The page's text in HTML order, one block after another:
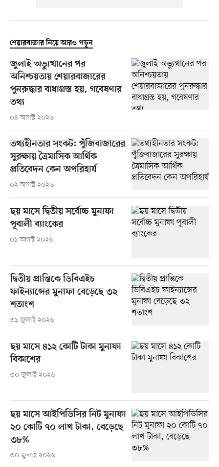
শেয়ারবাজার নিয়ে আরও পড়ুন
জুলাই অভ্যুত্থানের পর
অনিশ্চয়তায় শেয়ারবাজারের
পুনরুদ্ধার বাধাগ্রস্ত হয়, গবেষণার
তথ্য
০৪ আগস্ট ২০২৬
তথ্যহীনতার সংকট: পুঁজিবাজারের
সুরক্ষায় ত্রৈমাসিক আর্থিক
প্রতিবেদন কেন অপরিহার্য
০২ আগস্ট ২০২৬
ছয় মাসে দ্বিতীয় সর্বোচ্চ মুনাফা
পূবালী ব্যাংকের
০১ আগস্ট ২০২৬
দ্বিতীয় প্রান্তিকে ডিবিএইচ
ফাইন্যান্সের মুনাফা বেড়েছে ৩২
শতাংশ
৩১ জুলাই ২০২৬
ছয় মাসে ৪১২ কোটি টাকা মুনাফা
বিকাশের
৩০ জুলাই ২০২৬
ছয় মাসে আইপিডিসির নিট মুনাফা
২০ কোটি ৭০ লাখ টাকা, বেড়েছে
৩৮%
৩০ জুলাই ২০২৬